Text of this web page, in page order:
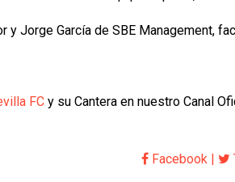
Jorge García de SBE Management,
FC y su Cantera en nuestro Canal
Facebook |